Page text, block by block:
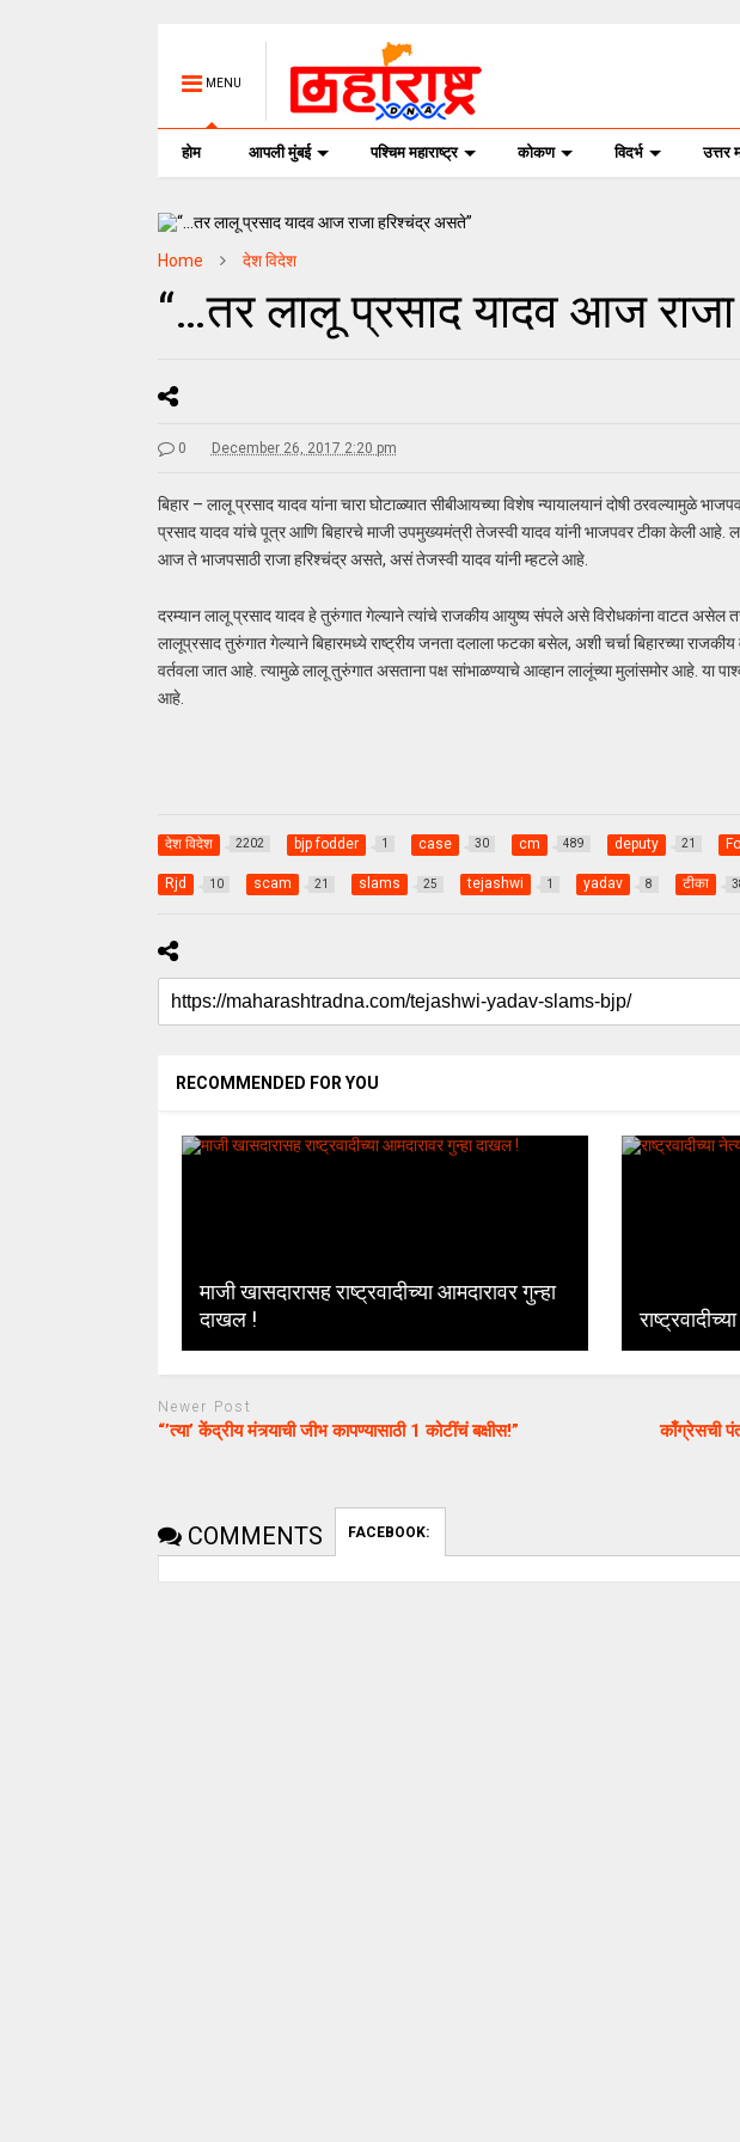
MENU
होम आपली मुंबई पश्चिम महाराष्ट्र कोकण विदर्भ उत्तर
Home देश विदेश
“…तर लालू प्रसाद यादव आज
0 December 26, 2017 2:20 pm
बिहार – लालू प्रसाद यादव यांना चारा घोटाळ्यात सीबीआयच्या विशेष न्यायालयानं दोषी ठरवल्यामुळे
प्रसाद यादव यांचे पूत्र आणि बिहारचे माजी उपमुख्यमंत्री तेजस्वी यादव यांनी भाजपवर टीका केली आहे.
आज ते भाजपसाठी राजा हरिश्चंद्र असते, असं तेजस्वी यादव यांनी म्हटले आहे.
दरम्यान लालू प्रसाद यादव हे तुरुंगात गेल्याने त्यांचे राजकीय आयुष्य संपले असे विरोधकांना वाटत
लालूप्रसाद तुरुंगात गेल्याने बिहारमध्ये राष्ट्रीय जनता दलाला फटका बसेल, अशी चर्चा बिहारच्या
वर्तवला जात आहे. त्यामुळे लालू तुरुंगात असताना पक्ष सांभाळण्याचे आव्हान लालूंच्या मुलांसमोर आहे. या
आहे.
देश विदेश 2202 bjp fodder 1 case 30 cm 489 deputy 21
Rjd 10 scam 21 slams 25 tejashwi 1 yadav 8 टीका
RECOMMENDED FOR YOU
माजी खासदारासह राष्ट्रवादीच्या आमदारावर गुन्हा
दाखल !
Newer Post
“’त्या’ केंद्रीय मंत्र्याची जीभ कापण्यासाठी 1 कोटींचं बक्षीस!”
काँग्रेसची
COMMENTS FACEBOOK: